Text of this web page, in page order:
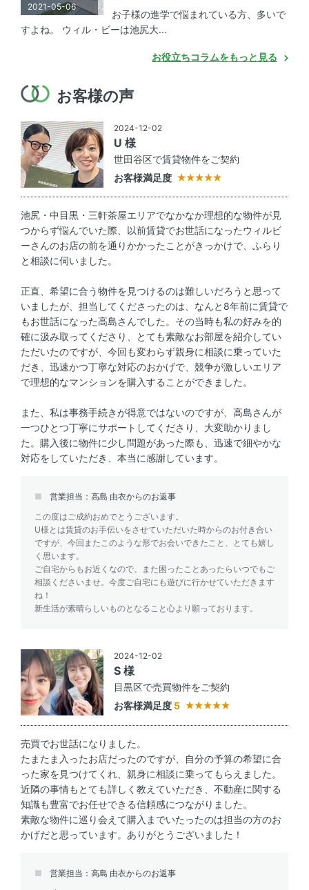
2021-05-06
お子様の進学で悩まれている方、多いで
すよね。 ウィル・ビーは池尻大...
お役立ちコラムをもっと見る
お客様の声
2024-12-02
U 様
世田谷区で賃貸物件をご契約
お客様満足度
池尻・中目黒・三軒茶屋エリアでなかなか理想的な物件が見
つからず悩んでいた際、以前賃貸でお世話になったウィルビ
ーさんのお店の前を通りかかったことがきっかけで、ふらり
と相談に伺いました。
正直、希望に合う物件を見つけるのは難しいだろうと思って
いましたが、担当してくださったのは、なんと8年前に賃貸で
もお世話になった高島さんでした。その当時も私の好みを的
確に汲み取ってくださり、とても素敵なお部屋を紹介してい
ただいたのですが、今回も変わらず親身に相談に乗っていた
だき、迅速かつ丁寧な対応のおかげで、競争が激しいエリア
で理想的なマンションを購入することができました。
また、私は事務手続きが得意ではないのですが、高島さんが
一つひとつ丁寧にサポートしてくださり、大変助かりまし
た。購入後に物件に少し問題があった際も、迅速で細やかな
対応をしていただき、本当に感謝しています。
営業担当：高島 由衣からのお返事
この度はご成約おめでとうございます。
U様とは賃貸のお手伝いをさせていただいた時からのお付き合い
ですが、今回またこのような形でお会いできたこと、とても嬉し
く思います。
ご自宅からもお近くなので、また困ったことあったらいつでもご
相談くださいませ。今度ご自宅にも遊びに行かせていただきます
ね！
新生活が素晴らしいものとなること心より願っております。
2024-12-02
S 様
目黒区で売買物件をご契約
お客様満足度 5
売買でお世話になりました。
たまたま入ったお店だったのですが、自分の予算の希望に合
った家を見つけてくれ、親身に相談に乗ってもらえました。
近隣の事情もとても詳しく教えていただき、不動産に関する
知識も豊富でお任せできる信頼感につながりました。
素敵な物件に巡り会えて購入までいたったのは担当の方のお
かげだと思っています。ありがとうございました！
営業担当：高島 由衣からのお返事